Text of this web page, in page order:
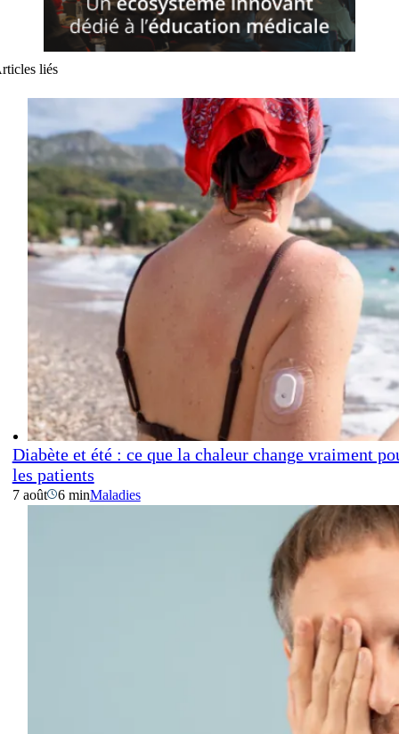
liés
Diabète et été : ce que la chaleur change vraiment
les patients
7 août 6 minMaladies